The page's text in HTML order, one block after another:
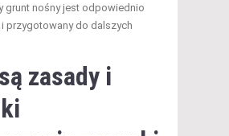
grunt nośny jest odpowiednio
przygotowany do dalszych
zasady i